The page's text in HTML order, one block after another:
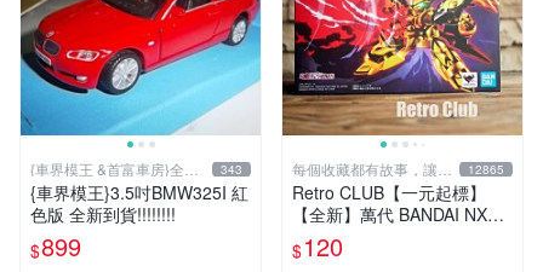
{車界模王 &首富車房}全國
最大 !
343
{車界模王}3.5吋BMW325I 紅
色版 全新到貨!!!!!!!!
$899
每個收藏都有故事，讓寄
賣延續☆
12865
Retro CLUB【一元起標】
【全新】萬代 BANDAI NXED
GE STYLE MASHIN UNIT 獅
子龍神丸 C260727
$120